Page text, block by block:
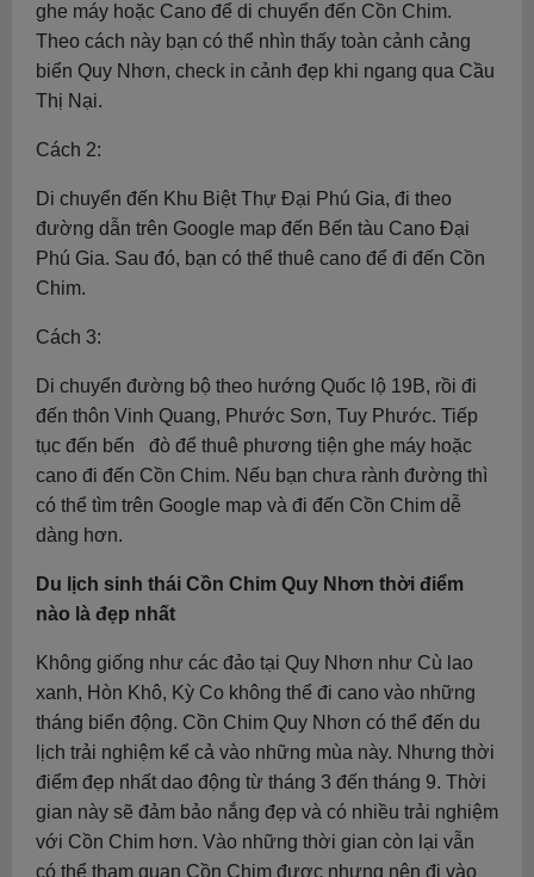
ghe máy hoặc Cano để di chuyển đến Cồn Chim.
Theo cách này bạn có thể nhìn thấy toàn cảnh cảng
biển Quy Nhơn, check in cảnh đẹp khi ngang qua Cầu
Thị Nại.
Cách 2:
Di chuyển đến Khu Biệt Thự Đại Phú Gia, đi theo
đường dẫn trên Google map đến Bến tàu Cano Đại
Phú Gia. Sau đó, bạn có thể thuê cano để đi đến Cồn
Chim.
Cách 3:
Di chuyển đường bộ theo hướng Quốc lộ 19B, rồi đi
đến thôn Vinh Quang, Phước Sơn, Tuy Phước. Tiếp
tục đến bến đò để thuê phương tiện ghe máy hoặc
cano đi đến Cồn Chim. Nếu bạn chưa rành đường thì
có thể tìm trên Google map và đi đến Cồn Chim dễ
dàng hơn.
Du lịch sinh thái Cồn Chim Quy Nhơn thời điểm
nào là đẹp nhất
Không giống như các đảo tại Quy Nhơn như Cù lao
xanh, Hòn Khô, Kỳ Co không thể đi cano vào những
tháng biển động. Cồn Chim Quy Nhơn có thể đến du
lịch trải nghiệm kể cả vào những mùa này. Nhưng thời
điểm đẹp nhất dao động từ tháng 3 đến tháng 9. Thời
gian này sẽ đảm bảo nắng đẹp và có nhiều trải nghiệm
với Cồn Chim hơn. Vào những thời gian còn lại vẫn
có thể tham quan Cồn Chim được nhưng nên đi vào